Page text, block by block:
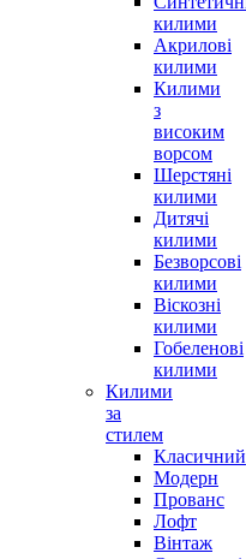
килими
Акрилові
килими
Килими
з
високим
ворсом
Шерстяні
килими
Дитячі
килими
Безворсові
килими
Віскозні
килими
Гобеленові
килими
Килими
за
стилем
Класичний
Модерн
Прованс
Лофт
Вінтаж